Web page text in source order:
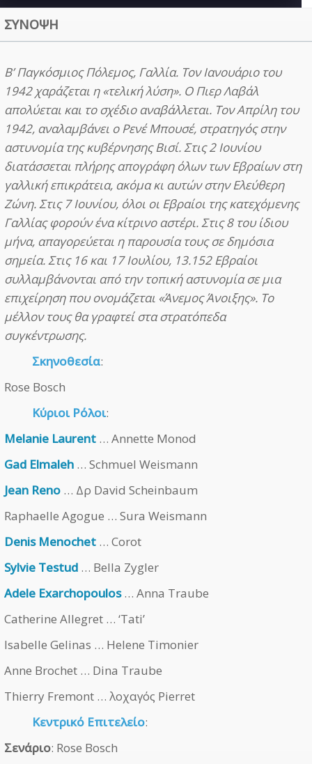
ΣΥΝΟΨΗ
Β’ Παγκόσμιος Πόλεμος, Γαλλία. Τον Ιανουάριο του
1942 χαράζεται η «τελική λύση». Ο Πιερ Λαβάλ
απολύεται και το σχέδιο αναβάλλεται. Τον Απρίλη του
1942, αναλαμβάνει ο Ρενέ Μπουσέ, στρατηγός στην
αστυνομία της κυβέρνησης Βισί. Στις 2 Ιουνίου
διατάσσεται πλήρης απογράφη όλων των Εβραίων στη
γαλλική επικράτεια, ακόμα κι αυτών στην Ελεύθερη
Ζώνη. Στις 7 Ιουνίου, όλοι οι Εβραίοι της κατεχόμενης
Γαλλίας φορούν ένα κίτρινο αστέρι. Στις 8 του ίδιου
μήνα, απαγορεύεται η παρουσία τους σε δημόσια
σημεία. Στις 16 και 17 Ιουλίου, 13.152 Εβραίοι
συλλαμβάνονται από την τοπική αστυνομία σε μια
επιχείρηση που ονομάζεται «Άνεμος Άνοιξης». Το
μέλλον τους θα γραφτεί στα στρατόπεδα
συγκέντρωσης.
Σκηνοθεσία:
Rose Bosch
Κύριοι Ρόλοι:
Melanie Laurent … Annette Monod
Gad Elmaleh … Schmuel Weismann
Jean Reno … Δρ David Scheinbaum
Raphaelle Agogue … Sura Weismann
Denis Menochet … Corot
Sylvie Testud … Bella Zygler
Adele Exarchopoulos… Anna Traube
Catherine Allegret … ‘Tati’
Isabelle Gelinas … Helene Timonier
Anne Brochet … Dina Traube
Thierry Fremont … λοχαγός Pierret
Κεντρικό Επιτελείο:
Σενάριο: Rose Bosch